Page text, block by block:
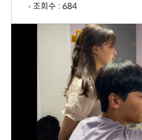
조회수 : 684